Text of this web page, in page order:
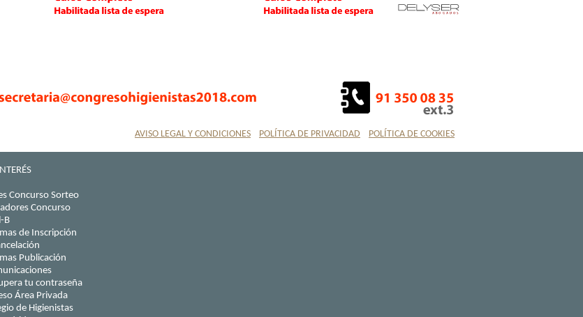
AVISO LEGAL Y CONDICIONES POLÍTICA DE PRIVACIDAD POLÍTICA DE COOKIES
Concurso Sorteo
Concurso
B
de Inscripción
Publicación
tu contraseña
Área Privada
de Higienistas